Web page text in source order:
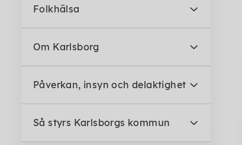
Folkhälsa
Om Karlsborg
Påverkan, insyn och delaktighet
Så styrs Karlsborgs kommun